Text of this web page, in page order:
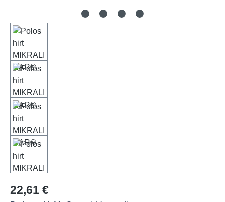
Regulärer Preis:
22,61 €